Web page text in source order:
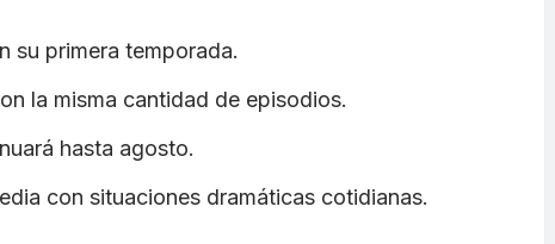
su primera temporada.
la misma cantidad de episodios.
hasta agosto.
con situaciones dramáticas cotidianas.